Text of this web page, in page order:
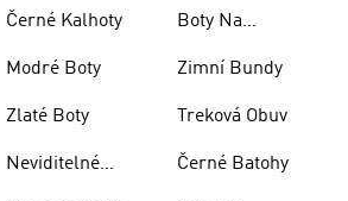
Černé Kalhoty
Modré Boty
Zlaté Boty
Neviditelné
Boty Na
Zimní Bundy
Treková Obuv
Černé Batohy